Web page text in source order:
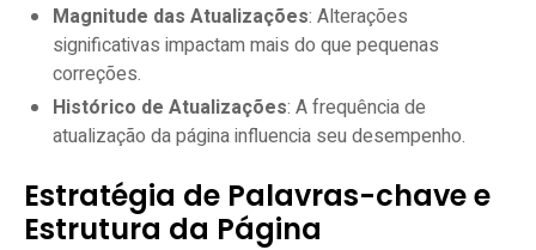
Magnitude das Atualizações: Alterações
significativas impactam mais do que pequenas
correções.
Histórico de Atualizações: A frequência de
atualização da página influencia seu desempenho.
Estratégia de Palavras-chave e
Estrutura da Página